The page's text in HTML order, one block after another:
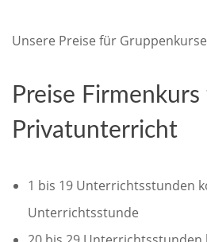
Unsere Preise für
Preise
Privatunterricht
1 bis 19 Unterrichtsstunden
Unterrichtsstunde